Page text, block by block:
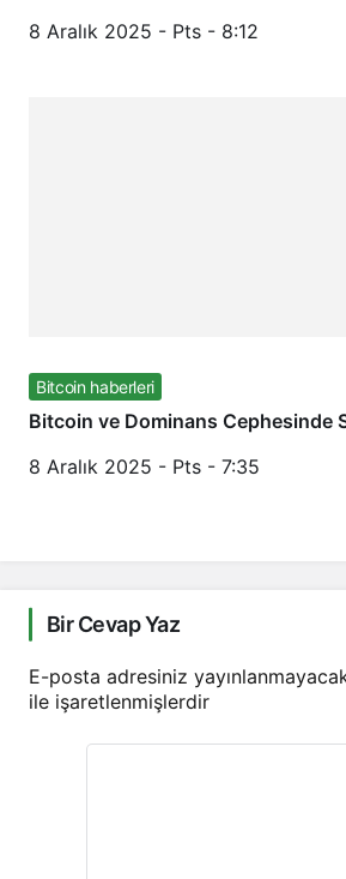
8 Aralık 2025 - Pts - 8:12
Bitcoin haberleri
Bitcoin ve Dominans Cephesinde
8 Aralık 2025 - Pts - 7:35
Bir Cevap Yaz
E-posta adresiniz
ile işaretlenmişlerdir